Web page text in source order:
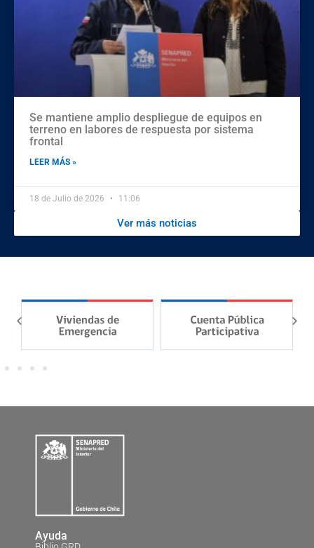
Se mantiene amplio despliegue de equipos en
terreno en labores de respuesta por sistema
frontal
LEER MÁS »
18 de Julio de 2026 11:06
Ver más noticias
Ayuda